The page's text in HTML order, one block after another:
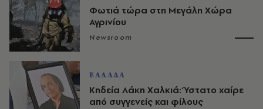
Φωτιά τώρα στη Μεγάλη Χώρα
Αγρινίου
Newsroom
ΕΛΛΑΔΑ
Κηδεία Λάκη Χαλκιά: Ύστατο χαίρε
από συγγενείς και φίλους